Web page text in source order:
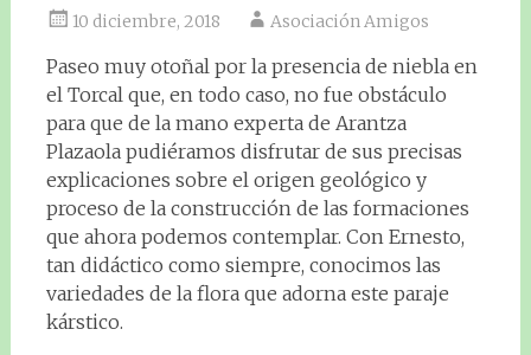
10 diciembre, 2018 Asociación Amigos
Paseo muy otoñal por la presencia de niebla en
el Torcal que, en todo caso, no fue obstáculo
para que de la mano experta de Arantza
Plazaola pudiéramos disfrutar de sus precisas
explicaciones sobre el origen geológico y
proceso de la construcción de las formaciones
que ahora podemos contemplar. Con Ernesto,
tan didáctico como siempre, conocimos las
variedades de la flora que adorna este paraje
kárstico.